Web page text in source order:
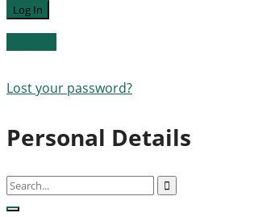
Lost your password?
Personal Details